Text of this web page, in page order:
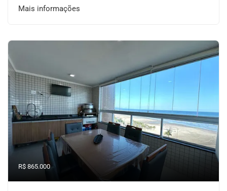
Mais informações
R$ 865.000